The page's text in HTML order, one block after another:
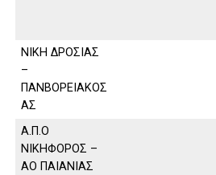
ΝΙΚΗ ΔΡΟΣΙΑΣ
–
ΠΑΝΒΟΡΕΙΑΚΟΣ
ΑΣ
Α.Π.Ο
ΝΙΚΗΦΟΡΟΣ –
ΑΟ ΠΑΙΑΝΙΑΣ